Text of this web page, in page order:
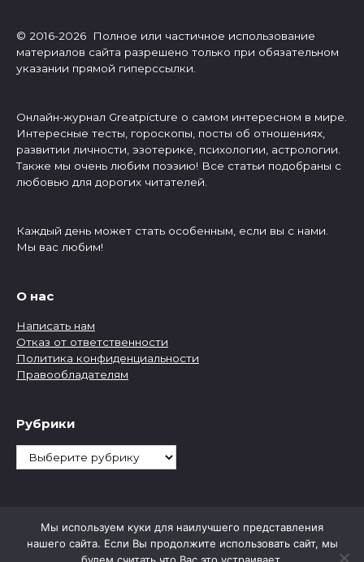
© 2016-2026 Полное или частичное использование
материалов сайта разрешено только при обязательном
указании прямой гиперссылки.
Онлайн-журнал Greatpicture о самом интересном в мире.
Интересные тесты, гороскопы, посты об отношениях,
развитии личности, эзотерике, психологии, астрологии.
Также мы очень любим поэзию! Все статьи подобраны с
любовью для дорогих читателей.
Каждый день может стать особенным, если вы с нами.
Мы вас любим!
О нас
Написать нам
Отказ от ответственности
Политика конфиденциальности
Правообладателям
Рубрики
Рубрики
Мы используем куки для наилучшего представления
нашего сайта. Если Вы продолжите использовать сайт, мы